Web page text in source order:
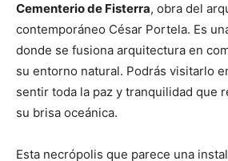
Cementerio de Fisterra, obra del
contemporáneo César Portela. Es
donde se fusiona arquitectura en
su entorno natural. Podrás visitarlo
sentir toda la paz y tranquilidad que
su brisa oceánica.
Esta necrópolis que parece una